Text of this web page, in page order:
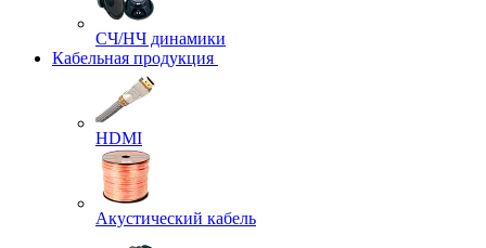
СЧ/НЧ динамики
Кабельная продукция
HDMI
Акустический кабель